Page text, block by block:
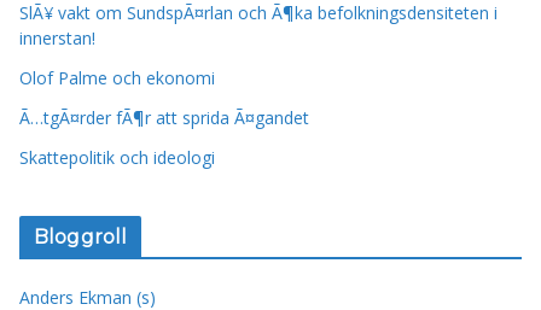
SlÃ¥ vakt om SundspÃ¤rlan och Ã¶ka befolkningsdensiteten i
innerstan!
Olof Palme och ekonomi
Ã…tgÃ¤rder fÃ¶r att sprida Ã¤gandet
Skattepolitik och ideologi
Bloggroll
Anders Ekman (s)